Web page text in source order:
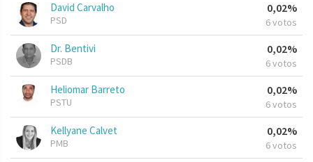
David Carvalho
PSD
0,02%
6 votos
Dr. Bentivi
PSDB
0,02%
6 votos
Heliomar Barreto
PSTU
0,02%
6 votos
Kellyane Calvet
PMB
0,02%
6 votos